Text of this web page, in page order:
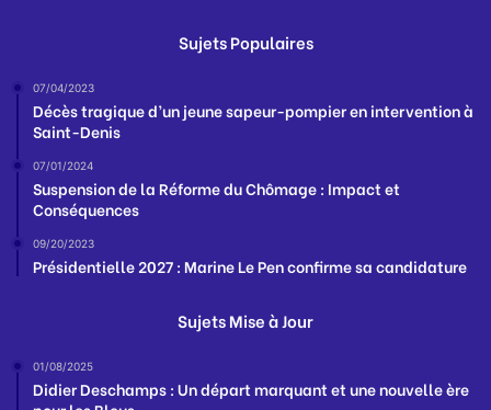
Sujets Populaires
07/04/2023
Décès tragique d’un jeune sapeur-pompier en intervention à
Saint-Denis
07/01/2024
Suspension de la Réforme du Chômage : Impact et
Conséquences
09/20/2023
Présidentielle 2027 : Marine Le Pen confirme sa candidature
Sujets Mise à Jour
01/08/2025
Didier Deschamps : Un départ marquant et une nouvelle ère